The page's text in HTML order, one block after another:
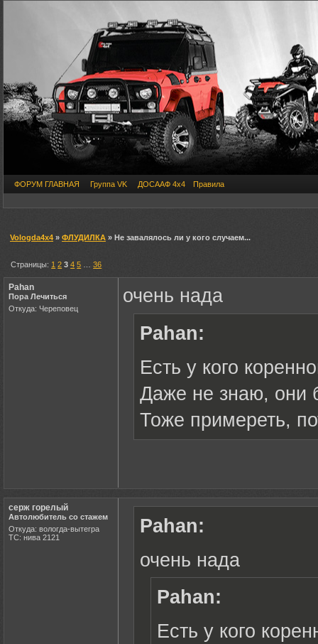
ФОРУМ ГЛАВНАЯ Группа VK ДОСААФ 4х4 Правила
Vologda4x4 » ФЛУДИЛКА » Не завалялось ли у кого случаем...
Страницы: 1 2 3 4 5 …36
Pahan
Пора Лечиться
Откуда: Череповец
очень нада
Pahan:
Есть у кого
Даже не знаю, они
Тоже примереть,
серж горелый
Автолюбитель со стажем
Откуда: вологда-вытегра
ТС: нива 2121
Pahan:
очень нада
Pahan:
Есть у кого